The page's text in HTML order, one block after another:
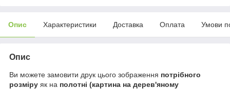
Опис Характеристики Доставка Оплата Умови
Опис
Ви можете замовити друк цього зображення потрібного
розміру як на полотні (картина на дерев'яному